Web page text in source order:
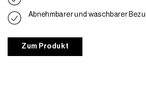
Abnehmbarer und waschbarer
Zum Produkt